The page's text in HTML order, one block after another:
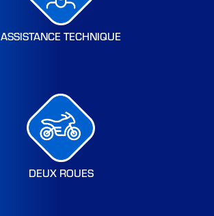
ASSISTANCE TECHNIQUE
DEUX ROUES